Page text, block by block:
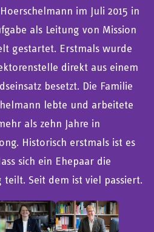
im Juli 2015 in
als Leitung von Mission
gestartet. Erstmals wurde
direkt aus einem
besetzt. Die Familie
lebte und arbeitete
als zehn Jahre in
Historisch erstmals ist es
sich ein Ehepaar die
teilt. Seit dem ist viel passiert.